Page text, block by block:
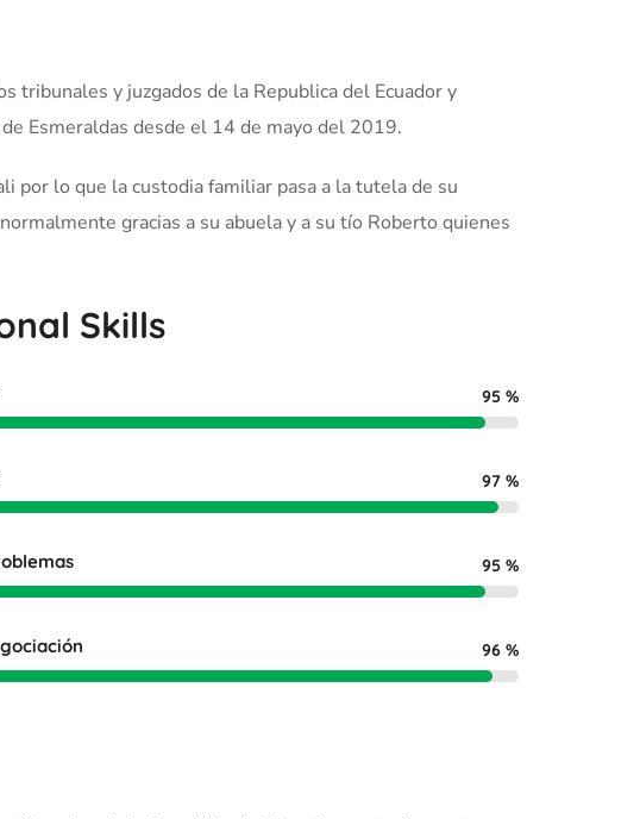
tribunales y juzgados de la Republica del Ecuador y
Esmeraldas desde el 14 de mayo del 2019.
por lo que la custodia familiar pasa a la tutela de su
gracias a su abuela y a su tío Roberto quienes
Skills
95 %
97 %
95 %
96 %